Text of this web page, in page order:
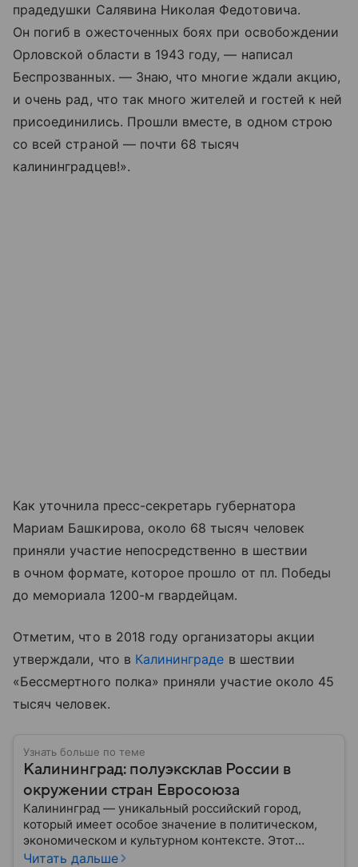
прадедушки Салявина Николая Федотовича.
Он погиб в ожесточенных боях при освобождении
Орловской области в 1943 году, — написал
Беспрозванных. — Знаю, что многие ждали акцию,
и очень рад, что так много жителей и гостей к ней
присоединились. Прошли вместе, в одном строю
со всей страной — почти 68 тысяч
калининградцев!».
Как уточнила пресс-секретарь губернатора
Мариам Башкирова, около 68 тысяч человек
приняли участие непосредственно в шествии
в очном формате, которое прошло от пл. Победы
до мемориала 1200-м гвардейцам.
Отметим, что в 2018 году организаторы акции
утверждали, что в Калининграде в шествии
«Бессмертного полка» приняли участие около 45
тысяч человек.
Узнать больше по теме
Калининград: полуэксклав России в
окружении стран Евросоюза
Калининград — уникальный российский город,
который имеет особое значение в политическом,
экономическом и культурном контексте. Этот
город, расположенный в самом сердце Европы,
Читать дальше